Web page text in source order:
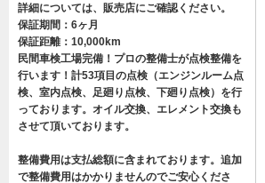
詳細については、販売店にご確認ください。
保証期間：6ヶ月
保証距離：10,000km
民間車検工場完備！プロの整備士が点検整備を
行います！計53項目の点検（エンジンルーム点
検、室内点検、足廻り点検、下廻り点検）を行
っております。オイル交換、エレメント交換も
させて頂いております。
整備費用は支払総額に含まれております。追加
で整備費用はかかりませんのでご安心くださ